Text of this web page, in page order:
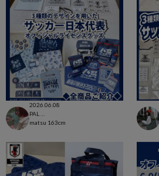
2026.06.08
matsu 163cm